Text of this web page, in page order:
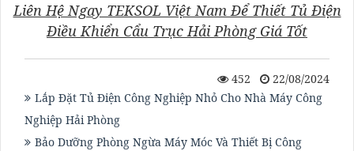
Liên Hệ Ngay TEKSOL Việt Nam Để Thiết Tủ Điện
Điều Khiển Cẩu Trục Hải Phòng Giá Tốt
452
22/08/2024
Lắp Đặt Tủ Điện Công Nghiệp Nhỏ Cho Nhà Máy Công
Nghiệp Hải Phòng
Bảo Dưỡng Phòng Ngừa Máy Móc Và Thiết Bị Công